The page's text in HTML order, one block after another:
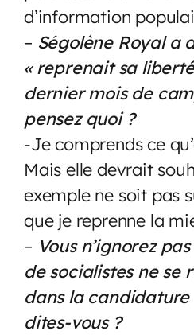
d’information
– Ségolène Royal a
« reprenait sa
dernier mois de
pensez quoi ?
-Je comprends ce
Mais elle devrait
exemple ne soit pas
que je reprenne la
– Vous n’ignorez
de socialistes ne se
dans la candidature
dites-vous ?